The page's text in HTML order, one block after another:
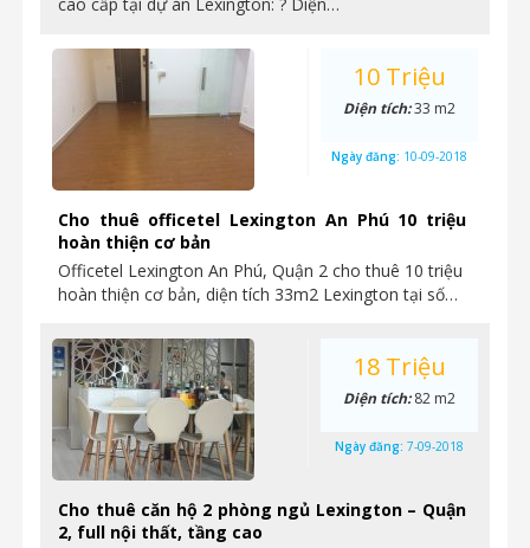
Cho thuê officetel Lexington An Phú 10 triệu
hoàn thiện cơ bản
Officetel Lexington An Phú, Quận 2 cho thuê 10 triệu
hoàn thiện cơ bản, diện tích 33m2 Lexington tại số…
10 Triệu
Diện tích:33 m2
Ngày đăng: 10-09-2018
Cho thuê căn hộ 2 phòng ngủ Lexington – Quận
2, full nội thất, tầng cao
18 Triệu
Diện tích:82 m2
Ngày đăng: 7-09-2018